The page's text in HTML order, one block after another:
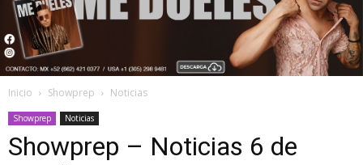
Inicio Showprep Noticias
Showprep Noticias
Showprep – Noticias 6 de